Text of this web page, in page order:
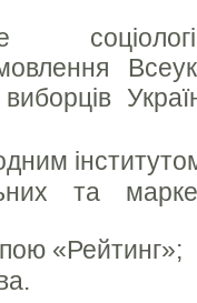
виборців
інститутом
та
«Рейтинг»;